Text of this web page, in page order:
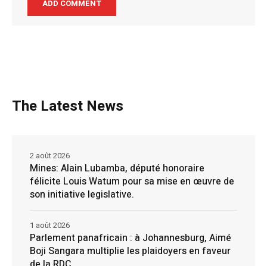
The Latest News
Mines: Alain Lubamba, député honoraire
félicite Louis Watum pour sa mise en œuvre de
son initiative legislative.
2 août 2026
Parlement panafricain : à Johannesburg, Aimé
Boji Sangara multiplie les plaidoyers en faveur
1 août 2026